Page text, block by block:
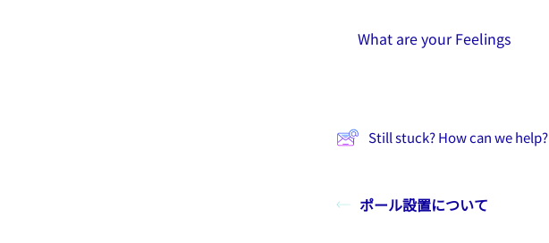
What are your Feelings
Still stuck? How can we help?
ポール設置について